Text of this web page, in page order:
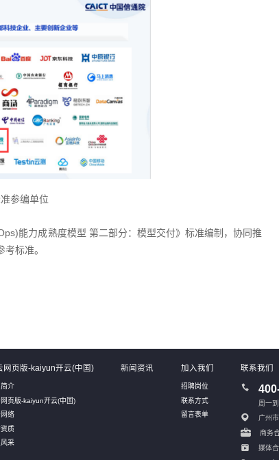
参编单位
能力成熟度模型 第二部分：模型交付》标准编制，协同推
标准。
网页版-kaiyun开云(中国)
介
页版-kaiyun开云(中国)
络
质
采
新闻资讯 加入我们
招聘岗位
联系方式
留言表单
联系我们
周一
广州
商务
媒体